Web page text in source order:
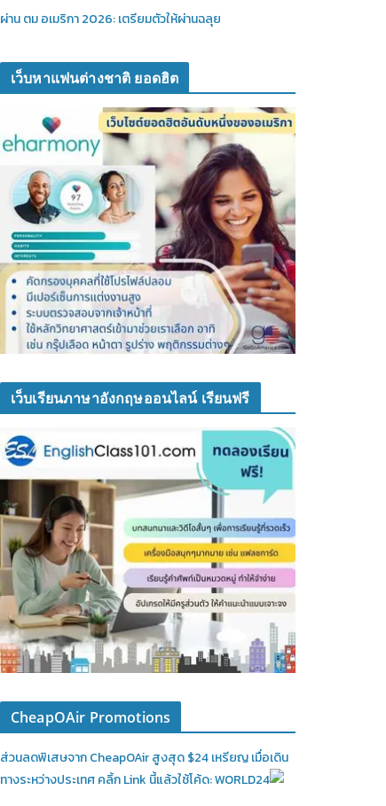
ผ่าน ตม อเมริกา 2026: เตรียมตัวให้ผ่านฉลุย
เว็บหาแฟนต่างชาติ ยอดฮิต
เว็บเรียนภาษาอังกฤษออนไลน์ เรียนฟรี
CheapOAir Promotions
ส่วนลดพิเสษจาก CheapOAir สูงสุด $24 เหรียญ เมื่อเดิน
ทางระหว่างประเทศ คลิ้ก Link นี้แล้วใช้โค้ด: WORLD24